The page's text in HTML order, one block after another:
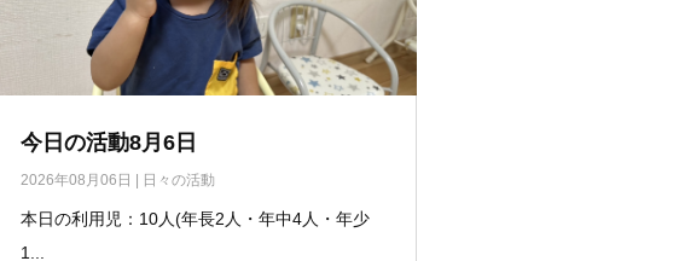
今日の活動8月6日
2026年08月06日 日々の活動
本日の利用児：10人(年長2人・年中4人・年少
1...